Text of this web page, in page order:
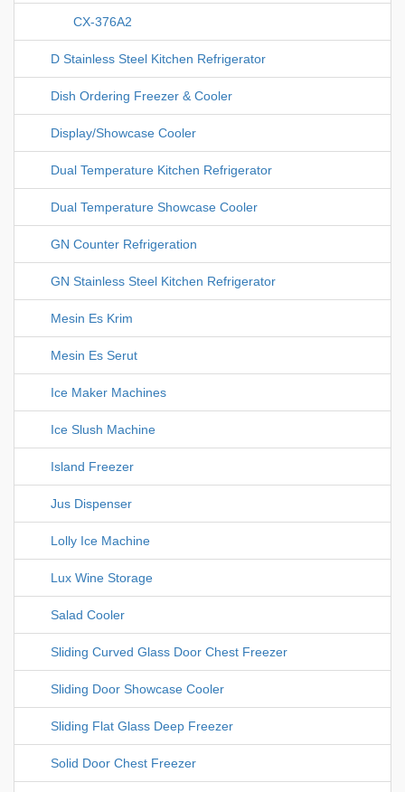
CX-376A2
D Stainless Steel Kitchen Refrigerator
Dish Ordering Freezer & Cooler
Display/Showcase Cooler
Dual Temperature Kitchen Refrigerator
Dual Temperature Showcase Cooler
GN Counter Refrigeration
GN Stainless Steel Kitchen Refrigerator
Mesin Es Krim
Mesin Es Serut
Ice Maker Machines
Ice Slush Machine
Island Freezer
Jus Dispenser
Lolly Ice Machine
Lux Wine Storage
Salad Cooler
Sliding Curved Glass Door Chest Freezer
Sliding Door Showcase Cooler
Sliding Flat Glass Deep Freezer
Solid Door Chest Freezer